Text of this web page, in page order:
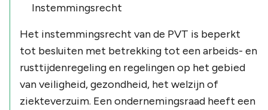
Instemmingsrecht
Het instemmingsrecht van de PVT is beperkt
tot besluiten met betrekking tot een arbeids- en
rusttijdenregeling en regelingen op het gebied
van veiligheid, gezondheid, het welzijn of
ziekteverzuim. Een ondernemingsraad heeft een